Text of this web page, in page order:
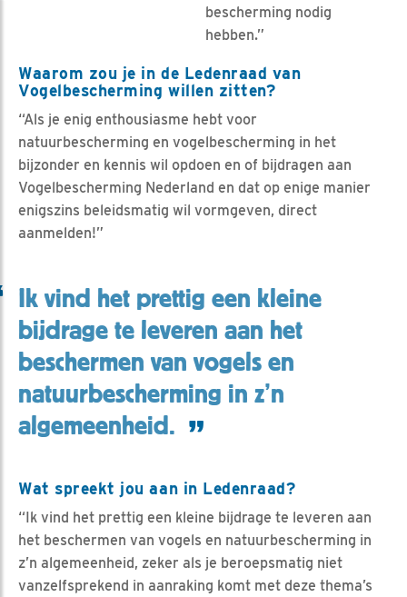
bescherming nodig
hebben.”
Waarom zou je in de Ledenraad van
Vogelbescherming willen zitten?
“Als je enig enthousiasme hebt voor
natuurbescherming en vogelbescherming in het
bijzonder en kennis wil opdoen en of bijdragen aan
Vogelbescherming Nederland en dat op enige manier
enigszins beleidsmatig wil vormgeven, direct
aanmelden!”
Ik vind het prettig een kleine
bijdrage te leveren aan het
beschermen van vogels en
natuurbescherming in z’n
algemeenheid.
Wat spreekt jou aan in Ledenraad?
“Ik vind het prettig een kleine bijdrage te leveren aan
het beschermen van vogels en natuurbescherming in
z’n algemeenheid, zeker als je beroepsmatig niet
vanzelfsprekend in aanraking komt met deze thema’s